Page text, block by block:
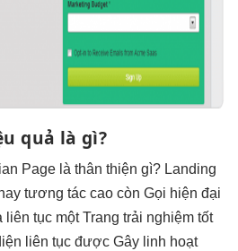
quả là gì?
Page là thân thiện gì? Landing
tương tác cao còn Gọi hiện đại
liên tục một Trang trải nghiệm tốt
liên tục được Gây linh hoạt